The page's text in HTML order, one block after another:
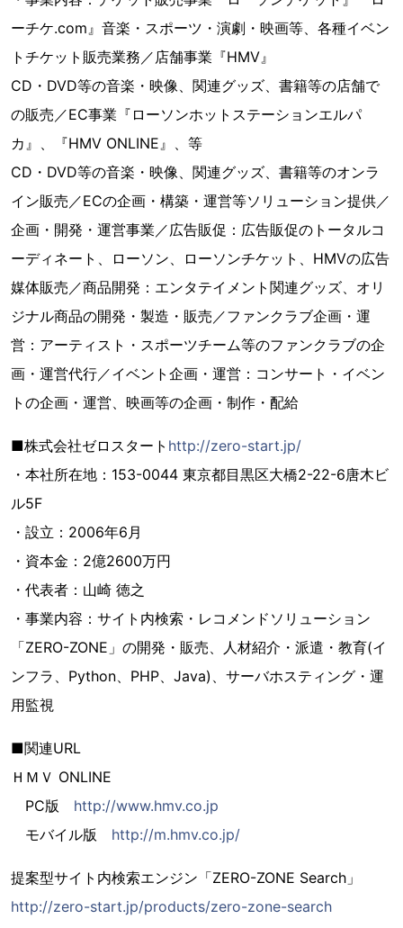
ーチケ.com』音楽・スポーツ・演劇・映画等、各種イベン
トチケット販売業務／店舗事業『HMV』
CD・DVD等の音楽・映像、関連グッズ、書籍等の店舗で
の販売／EC事業『ローソンホットステーションエルパ
カ』、『HMV ONLINE』、等
CD・DVD等の音楽・映像、関連グッズ、書籍等のオンラ
イン販売／ECの企画・構築・運営等ソリューション提供／
企画・開発・運営事業／広告販促：広告販促のトータルコ
ーディネート、ローソン、ローソンチケット、HMVの広告
媒体販売／商品開発：エンタテイメント関連グッズ、オリ
ジナル商品の開発・製造・販売／ファンクラブ企画・運
営：アーティスト・スポーツチーム等のファンクラブの企
画・運営代行／イベント企画・運営：コンサート・イベン
トの企画・運営、映画等の企画・制作・配給
■株式会社ゼロスタート http://zero-start.jp/
・本社所在地：153-0044 東京都目黒区大橋2-22-6唐木ビ
ル5F
・設立：2006年6月
・資本金：2億2600万円
・代表者：山崎 徳之
・事業内容：サイト内検索・レコメンドソリューション
「ZERO-ZONE」の開発・販売、人材紹介・派遣・教育(イ
ンフラ、Python、PHP、Java)、サーバホスティング・運
用監視
■関連URL
ＨＭＶ ONLINE
PC版 http://www.hmv.co.jp
モバイル版 http://m.hmv.co.jp/
提案型サイト内検索エンジン「ZERO-ZONE Search」
http://zero-start.jp/products/zero-zone-search